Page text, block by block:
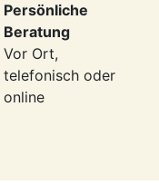
Persönliche
Beratung
Vor Ort,
telefonisch oder
online